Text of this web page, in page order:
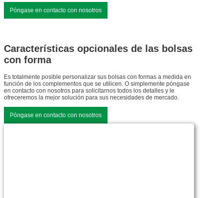
Póngase en contacto con nosotros
Características opcionales de las bolsas
con forma
Es totalmente posible personalizar sus bolsas con formas a medida en
función de los complementos que se utilicen. O simplemente póngase
en contacto con nosotros para solicitarnos todos los detalles y le
ofreceremos la mejor solución para sus necesidades de mercado.
Póngase en contacto con nosotros